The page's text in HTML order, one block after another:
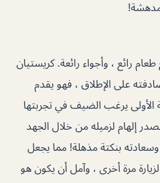
مدهشة!
رائع ، وأجواء رائعة. كريستيان
على الإطلاق ، فهو يقدم
الأولى يرغب الضيف في تجربتها
إلهام لزميله من خلال الجهد
وسعادته بنكتة مذهلة! مما يجعل
مرة أخرى ، وآمل أن يكون هو